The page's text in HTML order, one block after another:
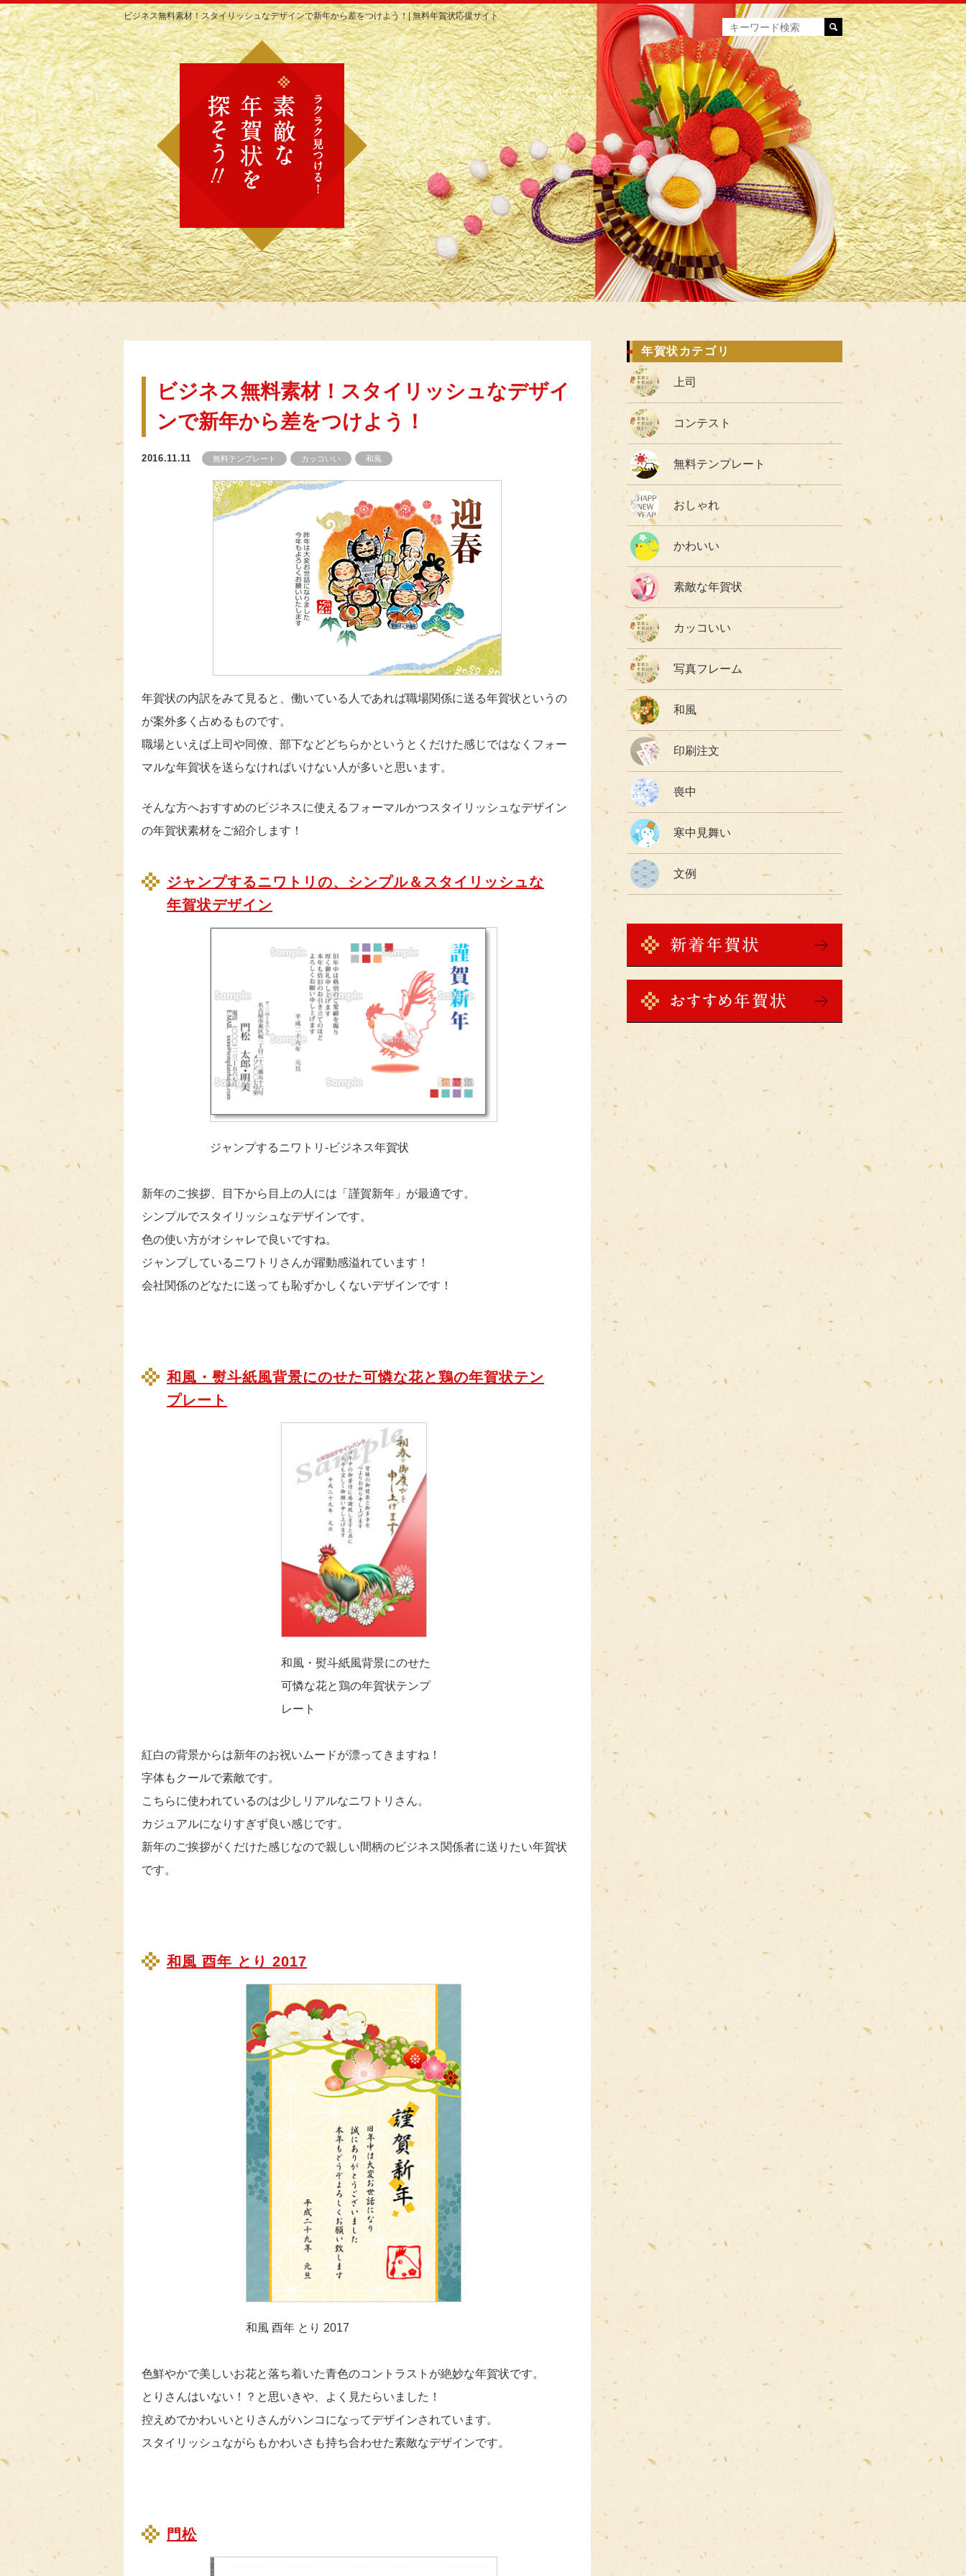
ビジネス無料素材！スタイリッシュなデザインで新年から差をつけよう！| 無料年賀状応援サイト
ビジネス無料素材！スタイリッシュなデザイ
ンで新年から差をつけよう！
2016.11.11 無料テンプレート カッコいい 和風
年賀状の内訳をみて見ると、働いている人であれば職場関係に送る年賀状というの
が案外多く占めるものです。
職場といえば上司や同僚、部下などどちらかというとくだけた感じではなくフォー
マルな年賀状を送らなければいけない人が多いと思います。
そんな方へおすすめのビジネスに使えるフォーマルかつスタイリッシュなデザイン
の年賀状素材をご紹介します！
ジャンプするニワトリの、シンプル＆スタイリッシュな
年賀状デザイン
ジャンプするニワトリ-ビジネス年賀状
新年のご挨拶、目下から目上の人には「謹賀新年」が最適です。
シンプルでスタイリッシュなデザインです。
色の使い方がオシャレで良いですね。
ジャンプしているニワトリさんが躍動感溢れています！
会社関係のどなたに送っても恥ずかしくないデザインです！
和風・熨斗紙風背景にのせた可憐な花と鶏の年賀状テン
プレート
和風・熨斗紙風背景にのせた
可憐な花と鶏の年賀状テンプ
レート
紅白の背景からは新年のお祝いムードが漂ってきますね！
字体もクールで素敵です。
こちらに使われているのは少しリアルなニワトリさん。
カジュアルになりすぎず良い感じです。
新年のご挨拶がくだけた感じなので親しい間柄のビジネス関係者に送りたい年賀状
です。
和風 酉年 とり 2017
和風 酉年 とり 2017
色鮮やかで美しいお花と落ち着いた青色のコントラストが絶妙な年賀状です。
とりさんはいない！？と思いきや、よく見たらいました！
控えめでかわいいとりさんがハンコになってデザインされています。
スタイリッシュながらもかわいさも持ち合わせた素敵なデザインです。
門松
年賀状カテゴリ
上司
コンテスト
無料テンプレート
おしゃれ
かわいい
素敵な年賀状
カッコいい
写真フレーム
和風
印刷注文
喪中
寒中見舞い
文例